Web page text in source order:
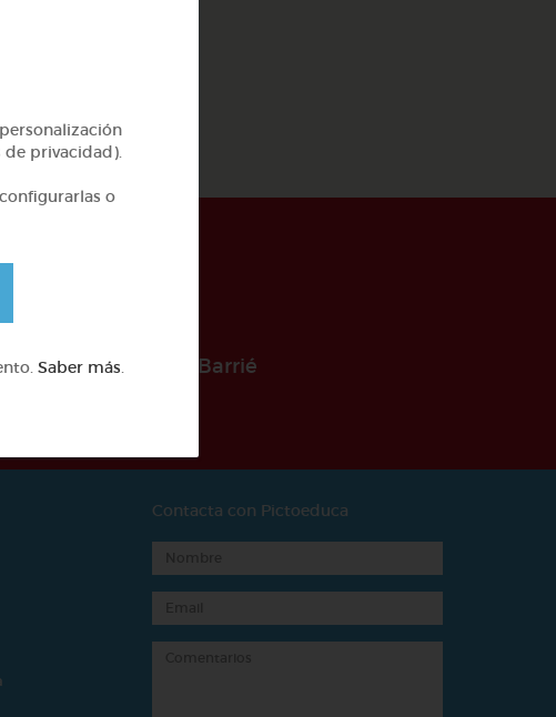
de la Fundación Barrié
Contacta con Pictoeduca
de privacidad).
o
Saber más.